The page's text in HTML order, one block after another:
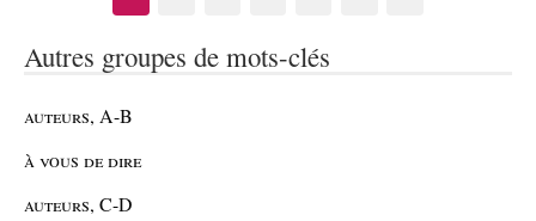
Autres groupes de mots-clés
auteurs, A-B
à vous de dire
auteurs, C-D